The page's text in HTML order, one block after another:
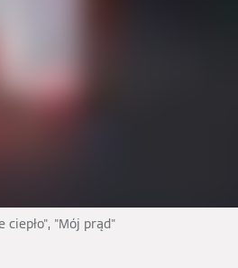
"Mój prąd"